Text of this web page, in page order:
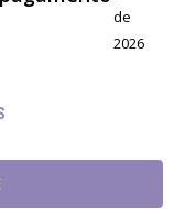
de
2026